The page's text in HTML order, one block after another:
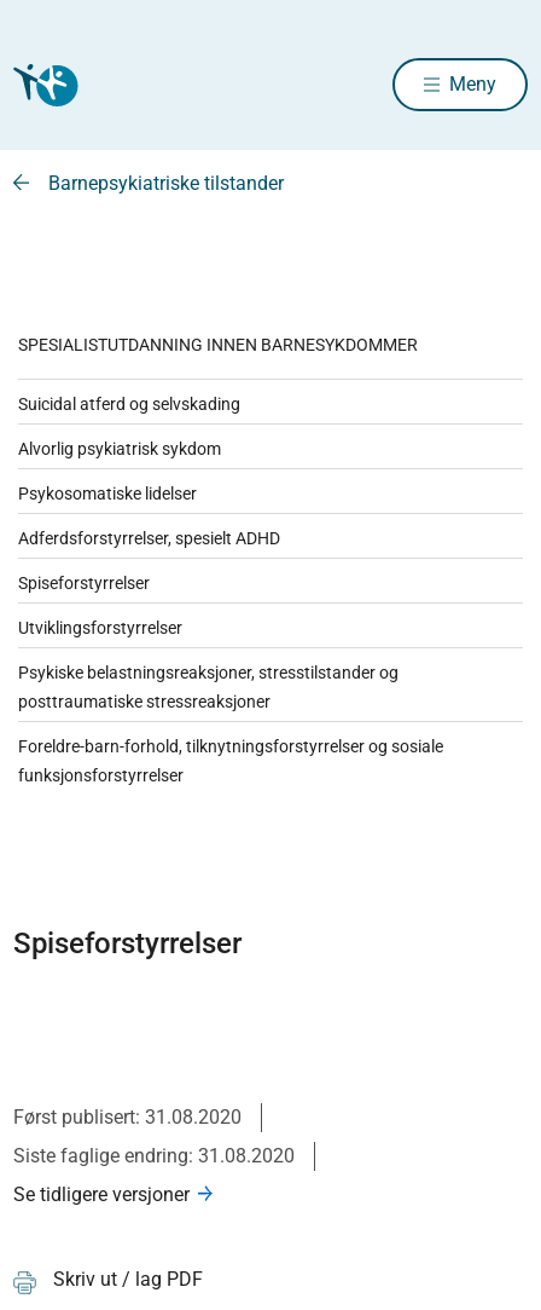
Meny
Barnepsykiatriske tilstander
SPESIALISTUTDANNING INNEN BARNESYKDOMMER
Suicidal atferd og selvskading
Alvorlig psykiatrisk sykdom
Psykosomatiske lidelser
Adferdsforstyrrelser, spesielt ADHD
Spiseforstyrrelser
Utviklingsforstyrrelser
Psykiske belastningsreaksjoner, stresstilstander og
posttraumatiske stressreaksjoner
Foreldre-barn-forhold, tilknytningsforstyrrelser og sosiale
funksjonsforstyrrelser
Spiseforstyrrelser
Først publisert: 31.08.2020
Siste faglige endring: 31.08.2020
Se tidligere versjoner
Skriv ut / lag PDF